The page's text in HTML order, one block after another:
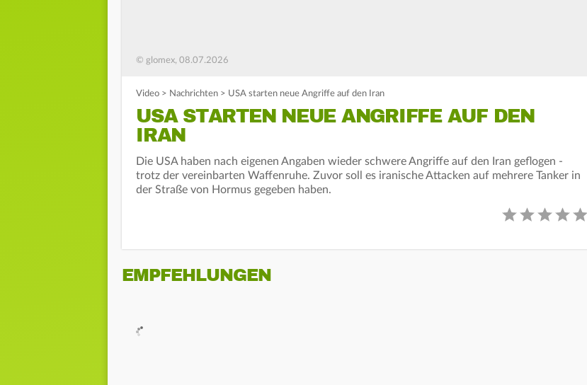
© glomex, 08.07.2026
Video > Nachrichten > USA starten neue Angriffe auf den Iran
USA STARTEN NEUE ANGRIFFE AUF DEN
IRAN
Die USA haben nach eigenen Angaben wieder schwere Angriffe auf den Iran geflogen -
trotz der vereinbarten Waffenruhe. Zuvor soll es iranische Attacken auf mehrere Tanker in
der Straße von Hormus gegeben haben.
EMPFEHLUNGEN